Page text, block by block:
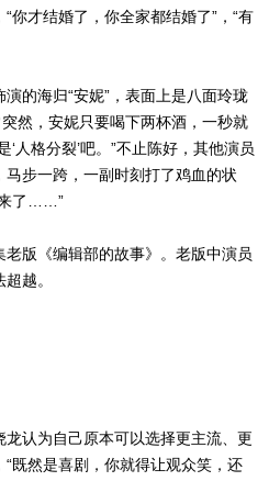
你才结婚了，你全家都结婚了”，“有
的海归“安妮”，表面上是八面玲珑
然，安妮只要喝下两杯酒，一秒就
人格分裂’吧。”不止陈好，其他演员
步一跨，一副时刻打了鸡血的状
来了……”
版《编辑部的故事》。老版中演员
越。
认为自己原本可以选择更主流、更
既然是喜剧，你就得让观众笑，还